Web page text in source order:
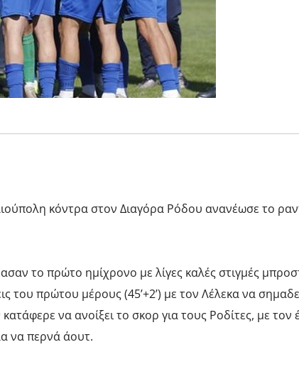
κόντρα στον Διαγόρα Ρόδου ανανέωσε το
το πρώτο ημίχρονο με λίγες καλές στιγμές
του πρώτου μέρους (45’+2’) με τον Λέλεκα να
να ανοίξει το σκορ για τους Ροδίτες, με τον
να περνά άουτ.